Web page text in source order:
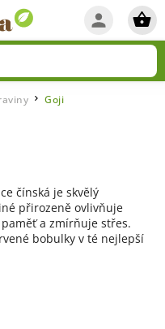
/ Goji
čínská je skvělý
přirozeně ovlivňuje
a zmírňuje střes.
bobulky v té nejlepší